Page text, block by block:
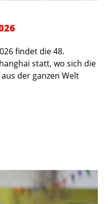
findet die 48.
statt, wo sich die
der ganzen Welt